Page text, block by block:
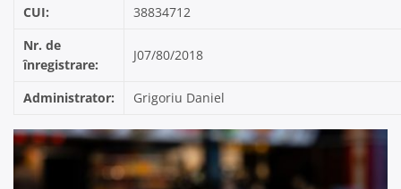
CUI:
38834712
Nr. de
înregistrare:
J07/80/2018
Administrator: Grigoriu Daniel